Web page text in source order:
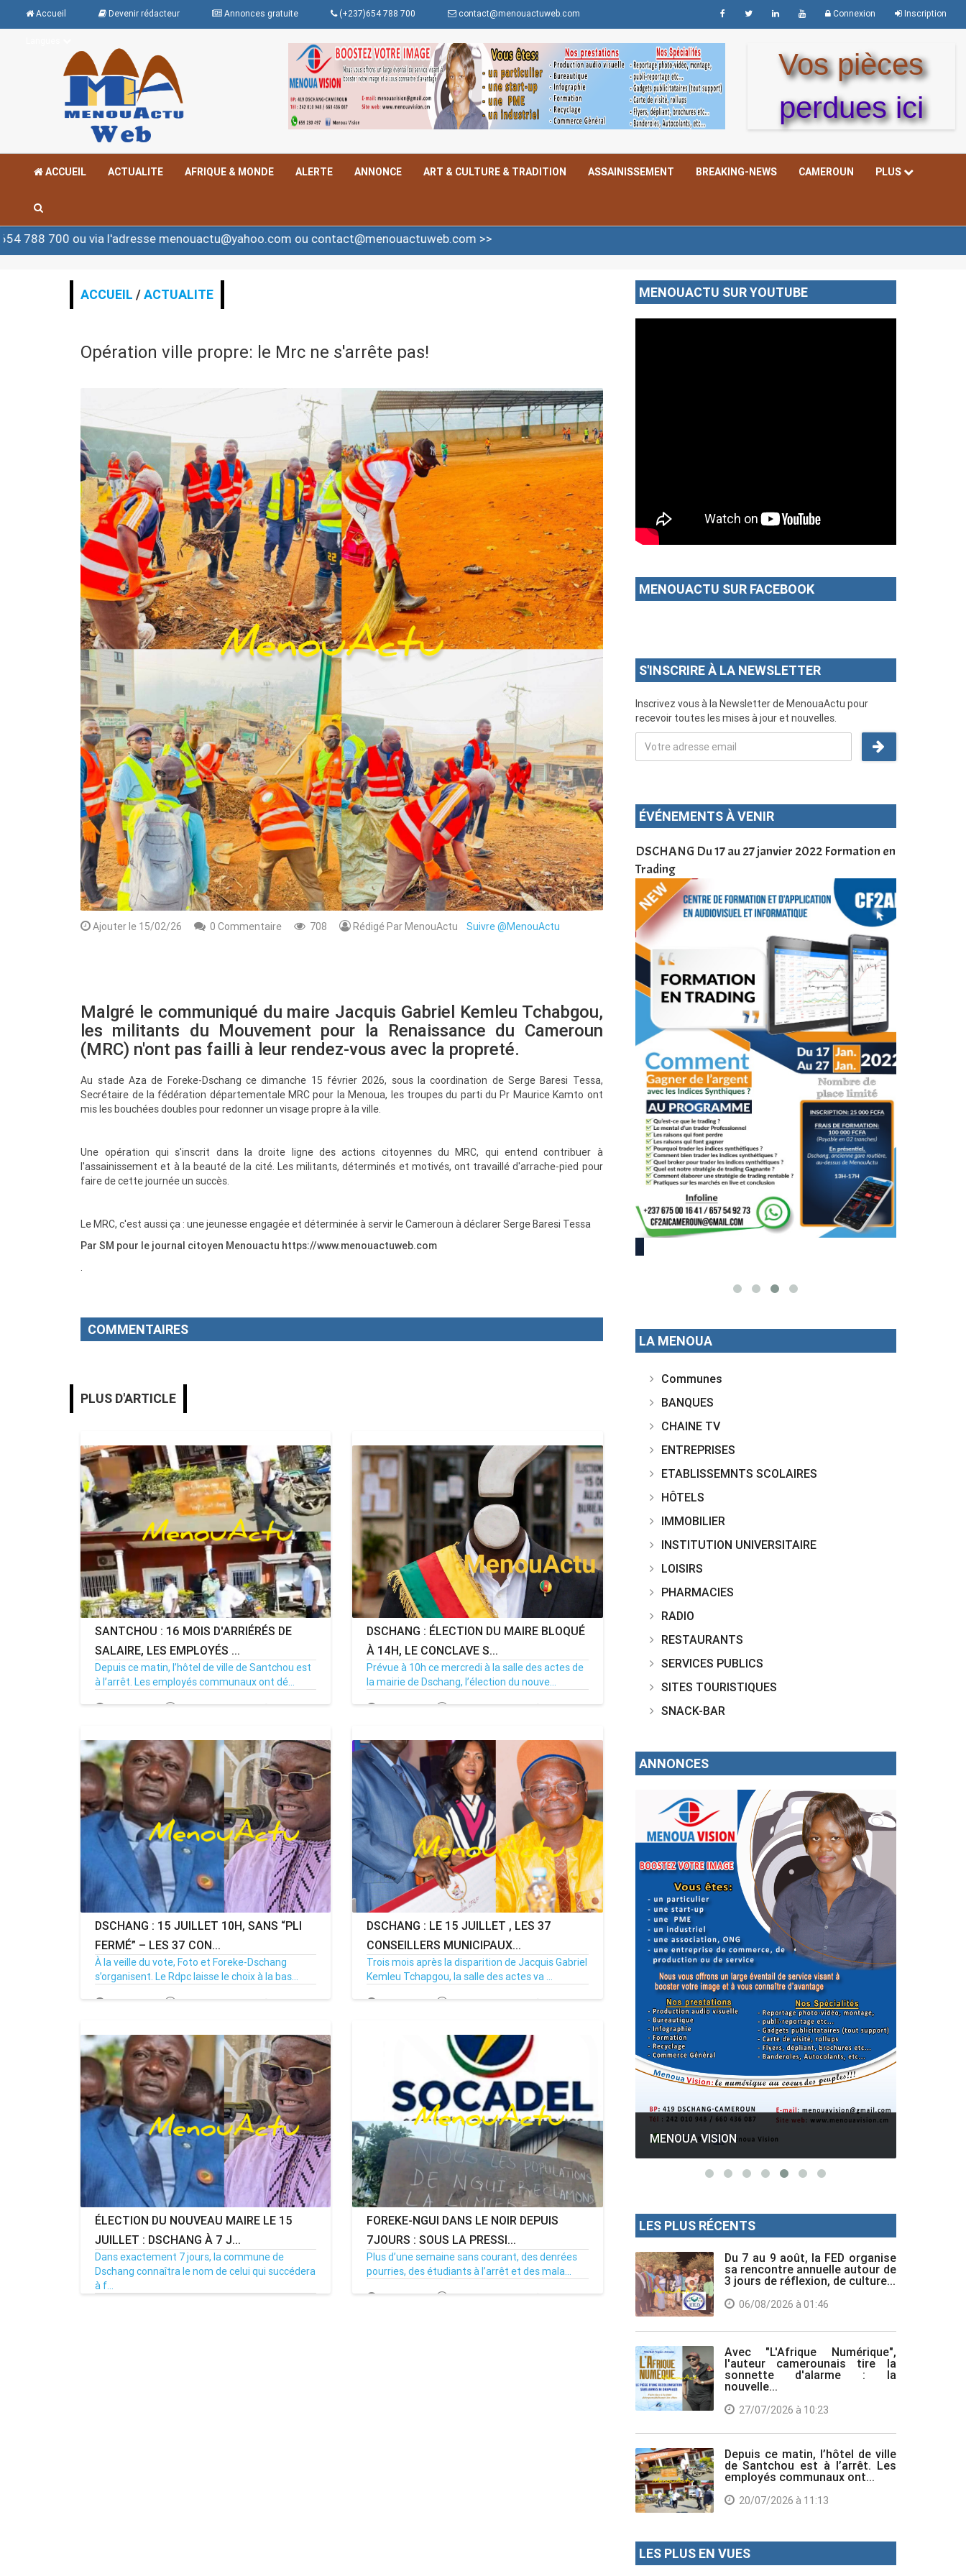
Accueil Devenir rédacteur Annonces gratuite (+237)654 788 700 contact@menouactuweb.com Connexion Inscription
Vos pièces
perdues ici
ACCUEIL ACTUALITE AFRIQUE & MONDE ALERTE ANNONCE ART & CULTURE & TRADITION ASSAINISSEMENT BREAKING-NEWS CAMEROUN PLUS
l'adresse menouactu@yahoo.com ou contact@menouactuweb.com >>
ACCUEIL /ACTUALITE
Opération ville propre: le Mrc ne s'arrête pas!
Ajouter le 15/02/26 0 Commentaire 708 Rédigé Par MenouActuSuivre @MenouActu
Malgré le communiqué du maire Jacquis Gabriel Kemleu Tchabgou,
les militants du Mouvement pour la Renaissance du Cameroun
(MRC) n'ont pas failli à leur rendez-vous avec la propreté.
Au stade Aza de Foreke-Dschang ce dimanche 15 février 2026, sous la coordination de Serge Baresi Tessa,
Secrétaire de la fédération départementale MRC pour la Menoua, les troupes du parti du Pr Maurice Kamto ont
mis les bouchées doubles pour redonner un visage propre à la ville.
Une opération qui s'inscrit dans la droite ligne des actions citoyennes du MRC, qui entend contribuer à
l'assainissement et à la beauté de la cité. Les militants, déterminés et motivés, ont travaillé d'arrache-pied pour
faire de cette journée un succès.
Le MRC, c'est aussi ça : une jeunesse engagée et déterminée à servir le Cameroun à déclarer Serge Baresi Tessa
Par SM pour le journal citoyen Menouactu https://www.menouactuweb.com
.
COMMENTAIRES
PLUS D'ARTICLE
SANTCHOU : 16 MOIS D'ARRIÉRÉS DE
SALAIRE, LES EMPLOYÉS ...
Depuis ce matin, l’hôtel de ville de Santchou est
à l’arrêt. Les employés communaux ont dé...
20/07/26 Par MenouActu 0
DSCHANG : ÉLECTION DU MAIRE BLOQUÉ
À 14H, LE CONCLAVE S...
Prévue à 10h ce mercredi à la salle des actes de
la mairie de Dschang, l’élection du nouve...
15/07/26 Par MenouActu 0
DSCHANG : 15 JUILLET 10H, SANS “PLI
FERMÉ” – LES 37 CON...
À la veille du vote, Foto et Foreke-Dschang
s’organisent. Le Rdpc laisse le choix à la bas...
14/07/26 Par MenouActu 0
DSCHANG : LE 15 JUILLET , LES 37
CONSEILLERS MUNICIPAUX...
Trois mois après la disparition de Jacquis Gabriel
Kemleu Tchapgou, la salle des actes va ...
13/07/26 Par MenouActu 0
ÉLECTION DU NOUVEAU MAIRE LE 15
JUILLET : DSCHANG À 7 J...
Dans exactement 7 jours, la commune de
Dschang connaîtra le nom de celui qui succédera
à f...
FOREKE-NGUI DANS LE NOIR DEPUIS
7JOURS : SOUS LA PRESSI...
Plus d’une semaine sans courant, des denrées
pourries, des étudiants à l’arrêt et des mala...
02/07/26 Par MenouActu 0
MENOUACTU SUR YOUTUBE
MENOUACTU SUR FACEBOOK
S'INSCRIRE À LA NEWSLETTER
Inscrivez vous à la Newsletter de MenouaActu pour
recevoir toutes les mises à jour et nouvelles.
ÉVÉNEMENTS À VENIR
Rendez-vous le 10 Octobre avec GESPROS pour
une formation de qualité, un métier
Devenez infographiste professionnel en 10 jours
de formation pratique. Dschang du 17 au 27
janvier 2022
DSCHANG Du 17 au 27 janvier 2022 Formation en
Trading
Cameroun
LA MENOUA
Communes
BANQUES
CHAINE TV
ENTREPRISES
ETABLISSEMNTS SCOLAIRES
HÔTELS
IMMOBILIER
INSTITUTION UNIVERSITAIRE
LOISIRS
PHARMACIES
RADIO
RESTAURANTS
SERVICES PUBLICS
SITES TOURISTIQUES
SNACK-BAR
ANNONCES
MENOUACTU MENOUA VISION
GESPROS formation : La rentrée
académique ce 10 Octobre 2022.
LES PLUS RÉCENTS
Du 7 au 9 août, la FED organise
sa rencontre annuelle autour de
3 jours de réflexion, de culture...
06/08/2026 à 01:46
Avec "L'Afrique Numérique",
l'auteur camerounais tire la
sonnette d'alarme : la
nouvelle...
27/07/2026 à 10:23
Depuis ce matin, l’hôtel de ville
de Santchou est à l’arrêt. Les
employés communaux ont...
20/07/2026 à 11:13
LES PLUS EN VUES